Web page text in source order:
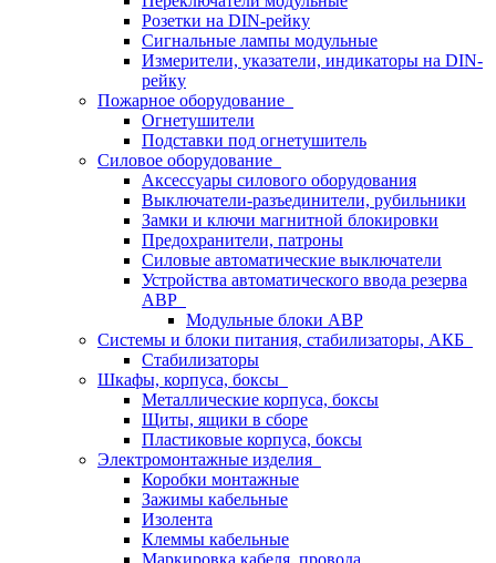
Розетки на DIN-рейку
Сигнальные лампы модульные
Измерители, указатели, индикаторы на DIN-
рейку
Пожарное оборудование
Огнетушители
Подставки под огнетушитель
Силовое оборудование
Аксессуары силового оборудования
Выключатели-разъединители, рубильники
Замки и ключи магнитной блокировки
Предохранители, патроны
Силовые автоматические выключатели
Устройства автоматического ввода резерва
АВР
Модульные блоки АВР
Системы и блоки питания, стабилизаторы, АКБ
Стабилизаторы
Шкафы, корпуса, боксы
Металлические корпуса, боксы
Щиты, ящики в сборе
Пластиковые корпуса, боксы
Электромонтажные изделия
Коробки монтажные
Зажимы кабельные
Изолента
Клеммы кабельные
Маркировка кабеля, провода